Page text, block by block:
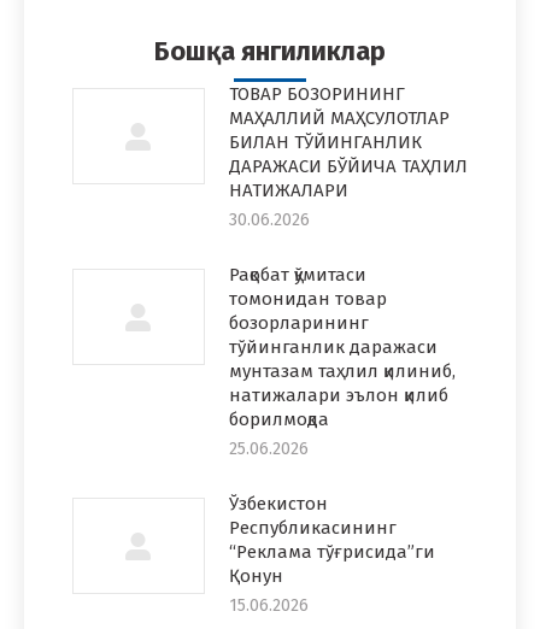
Бошқа янгиликлар
ТОВАР БОЗОРИНИНГ
МАҲАЛЛИЙ МАҲСУЛОТЛАР
БИЛАН ТЎЙИНГАНЛИК
ДАРАЖАСИ БЎЙИЧА ТАҲЛИЛ
НАТИЖАЛАРИ
30.06.2026
Рақобат қўмитаси
томонидан товар
бозорларининг
тўйинганлик даражаси
мунтазам таҳлил қилиниб,
натижалари эълон қилиб
борилмоқда
25.06.2026
Ўзбекистон
Республикасининг
“Реклама тўғрисида”ги
Қонун
15.06.2026